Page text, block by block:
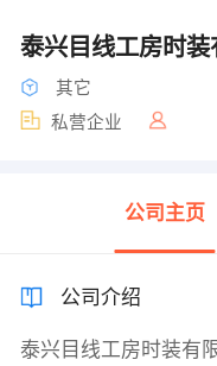
泰兴目线工房时装
其它
私营企业
公司主页
公司介绍
泰兴目线工房时装有